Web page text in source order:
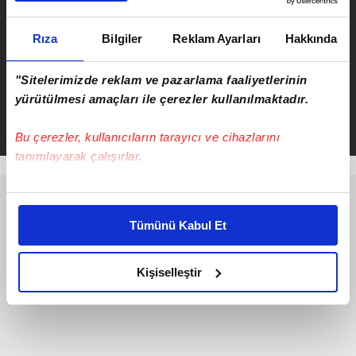
Rıza Bilgiler Reklam Ayarları Hakkında
"Sitelerimizde reklam ve pazarlama faaliyetlerinin
yürütülmesi amaçları ile çerezler kullanılmaktadır.
Bu çerezler, kullanıcıların tarayıcı ve cihazlarını
tanımlayarak çalışırlar.
Bu çerezlere izin vermeniz halinde sizlere özel
daha iyi reklam deneyimi yaşatabiliriz. Bunu yaparken
amacımızın size daha iyi bir reklam deneyimi sunmak
olduğunu ve sizlere en iyi içerikleri sunabilmek adına
elimizden gelen çabayı gösterdiğimizi ve bu noktada,
reklamların maliyetlerimizi karşılamak noktasında tek gelir
Tümünü Kabul Et
Kişiselleştir
Serkan Cortaoğlu
Takvim.com.tr